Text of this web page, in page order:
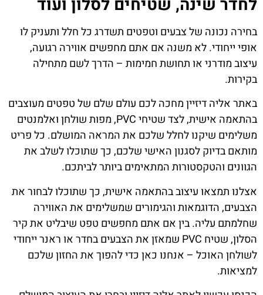
לחדר שינה, שטיחים לסלון ועוד
בחירה נכונה של צבעים וטפטים תשדרג כל חלל ותעניק לו
אופי ייחודי. לא משנה אם אתם מחפשים אווירה רגועה,
עיצוב מודרני או תחושת חמימות – הדרך לשם מתחילה
בקירות.
באתר אליה דיזיין מחכה לכם עולם שלם של טפטים מעוצבים
בהתאמה אישית, לצד שטיחי PVC, מפות שולחן ואלמנטים
משלימים שיקנו לחלל שלכם את המראה המושלם. כל פריט
מותאם בדיוק לסגנון האישי שלכם, כך שתוכלו לשלב את
הגוונים והטקסטורות המתאימים ביותר לביתכם.
אצלנו תמצאו עיצוב בהתאמה אישית, כך שתוכלו לבחור את
הצבעים, הדוגמאות והגימורים שמשלימים את האווירה
שחלמתם עליה. בין אם אתם מחפשים טפט שיבליט את קיר
הסלון, שטיח PVC שמאזן את הצבעים בחדר או ראנר ייחודי
לשולחן האוכל – אנחנו כאן כדי להפוך את החזון שלכם
למציאות.